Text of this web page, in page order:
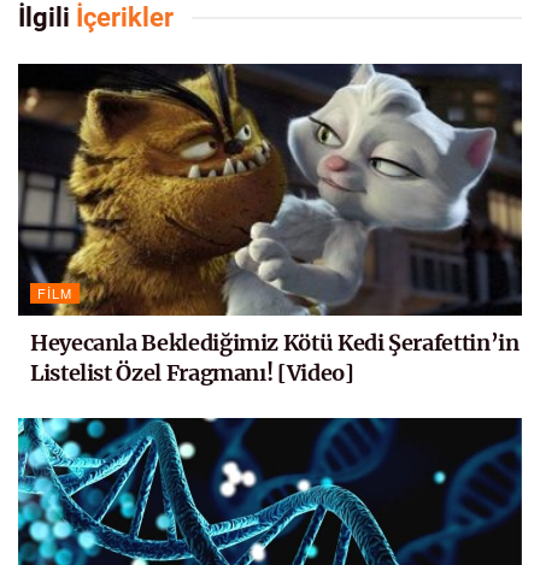
İlgili İçerikler
FILM
Heyecanla Beklediğimiz Kötü Kedi Şerafettin’in
Listelist Özel Fragmanı! [Video]